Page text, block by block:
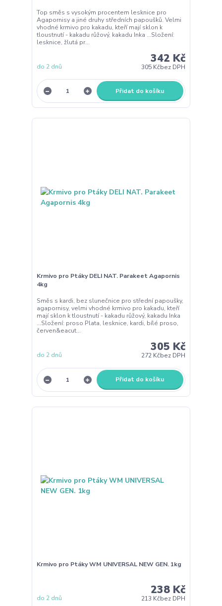
Top směs s vysokým procentem lesknice pro
Agapornisy a jiné druhy středních papoušků. Velmi
vhodné krmivo pro kakadu, kteří mají sklon k
tloustnutí - kakadu růžový, kakadu Inka ...Složení:
lesknice, žlutá pr...
342 Kč
305 Kčbez DPH
do 2 dnů
Přidat do košíku
Krmivo pro Ptáky DELI NAT. Parakeet Agapornis
4kg
Směs s kardi, bez slunečnice pro střední papoušky,
agapornisy, velmi vhodné krmivo pro kakadu, kteří
mají sklon k tloustnutí - kakadu růžový, kakadu Inka
...Složení: proso Plata, lesknice, kardi, bílé proso,
červen&eacut...
305 Kč
272 Kčbez DPH
do 2 dnů
Přidat do košíku
Krmivo pro Ptáky WM UNIVERSAL NEW GEN. 1kg
238 Kč
213 Kčbez DPH
do 2 dnů